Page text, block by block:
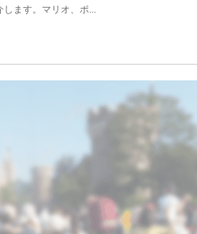
ます。マリオ、ポ...